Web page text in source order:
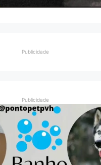
Publicidade
Publicidade